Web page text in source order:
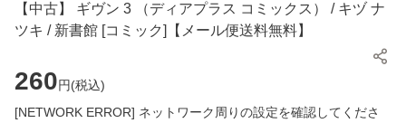
【中古】 ギヴン 3 （ディアプラス コミックス） / キヅ ナ
ツキ / 新書館 [コミック]【メール便送料無料】
260円(税込)
[NETWORK ERROR] ネットワーク周りの設定を確認してくださ